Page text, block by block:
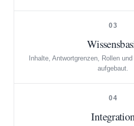
03
Inhalte, Antwortgrenzen, Rollen
aufgebaut.
04